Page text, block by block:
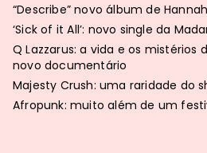
“Describe” novo álbum de
‘Sick of it All’: novo single da
Q Lazzarus: a vida e os mistérios
novo documentário
Majesty Crush: uma raridade do
Afropunk: muito além de um